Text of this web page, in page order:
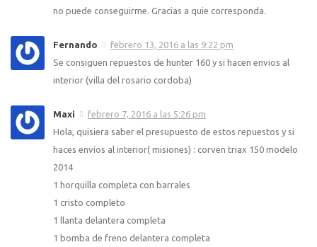
no puede conseguirme. Gracias a quie corresponda.
Fernando
febrero 13, 2016 a las 9:22 pm
Se consiguen repuestos de hunter 160 y si hacen envios al
interior (villa del rosario cordoba)
Maxi
febrero 7, 2016 a las 5:26 pm
Hola, quisiera saber el presupuesto de estos repuestos y si
haces envíos al interior( misiones) : corven triax 150 modelo
2014
1 horquilla completa con barrales
1 cristo completo
1 llanta delantera completa
1 bomba de freno delantera completa